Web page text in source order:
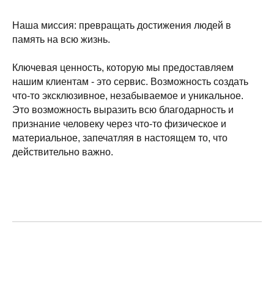
Наша миссия: превращать достижения людей в
память на всю жизнь.
Ключевая ценность, которую мы предоставляем
нашим клиентам - это сервис. Возможность создать
что-то эксклюзивное, незабываемое и уникальное.
Это возможность выразить всю благодарность и
признание человеку через что-то физическое и
материальное, запечатляя в настоящем то, что
действительно важно.